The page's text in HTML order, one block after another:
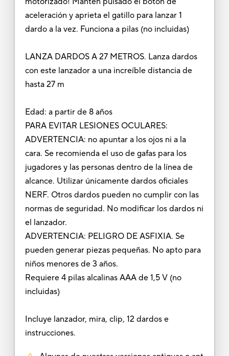
aceleración y aprieta el gatillo para lanzar 1
dardo a la vez. Funciona a pilas (no incluidas)
LANZA DARDOS A 27 METROS. Lanza dardos
con este lanzador a una increíble distancia de
hasta 27 m
Edad: a partir de 8 años
PARA EVITAR LESIONES OCULARES:
ADVERTENCIA: no apuntar a los ojos ni a la
cara. Se recomienda el uso de gafas para los
jugadores y las personas dentro de la línea de
alcance. Utilizar únicamente dardos oficiales
NERF. Otros dardos pueden no cumplir con las
normas de seguridad. No modificar los dardos ni
el lanzador.
ADVERTENCIA: PELIGRO DE ASFIXIA. Se
pueden generar piezas pequeñas. No apto para
niños menores de 3 años.
Requiere 4 pilas alcalinas AAA de 1,5 V (no
incluidas)
Incluye lanzador, mira, clip, 12 dardos e
instrucciones.